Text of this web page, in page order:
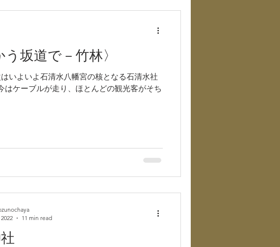
坂道で－竹林〉
いよいよ石清水八幡宮の核となる石清水社
ケーブルが走り、ほとんどの観光客がそち
11 min read